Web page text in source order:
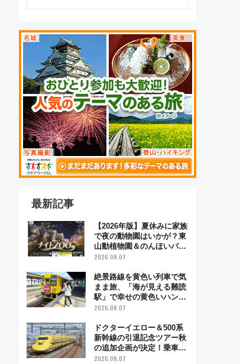
最新記事
【2026年版】夏休みに家族
で夜の動物園はいかが？東
山動植物園＆のんほいパー
ク「ナイトZOO」開催情報
2026.08.07
絶景路線を黄色い列車で気
まま旅、「海が見える難読
駅」で幸せの黄色いハンカ
チに願いを 「新・鉄道ひ
「島原鉄道」
2026.08.07
ドクターイエロー＆500系
新幹線の引退記念ツアー秋
の追加企画が決定！乗車体
験やグッズ・ホテル情報ま
2026.08.07